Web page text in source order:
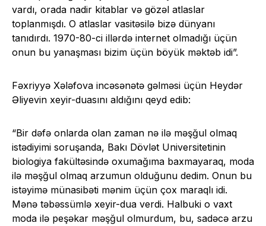
vardı, orada nadir kitablar və gözəl atlaslar
toplanmışdı. O atlaslar vasitəsilə bizə dünyanı
tanıdırdı. 1970-80-ci illərdə internet olmadığı üçün
onun bu yanaşması bizim üçün böyük məktəb idi”.
Fəxriyyə Xələfova incəsənətə gəlməsi üçün Heydər
Əliyevin xeyir-duasını aldığını qeyd edib:
“Bir dəfə onlarda olan zaman nə ilə məşğul olmaq
istədiyimi soruşanda, Bakı Dövlət Universitetinin
biologiya fakültəsində oxumağıma baxmayaraq, moda
ilə məşğul olmaq arzumun olduğunu dedim. Onun bu
istəyimə münasibəti mənim üçün çox maraqlı idi.
Mənə təbəssümlə xeyir-dua verdi. Halbuki o vaxt
moda ilə peşəkar məşğul olmurdum, bu, sadəcə arzu